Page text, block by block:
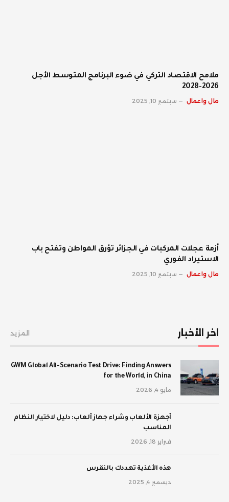
ملامح الاقتصاد التركي في ضوء البرنامج المتوسط الأجل
2026–2028
مال واعمال سبتمبر 10, 2025
أزمة عجلات المركبات في الجزائر تؤرق المواطن وتفتح باب
الاستيراد الفوري
مال واعمال سبتمبر 10, 2025
اخر الأخبار المزيد
GWM Global All-Scenario Test Drive: Finding Answers
for the World, in China
مايو 4, 2026
أجهزة الألعاب وشراء جهاز ألعاب: دليل لاختيار النظام
المناسب
فبراير 18, 2026
‫هذه الأغذية تهددك بالنقرس
ديسمبر 4, 2025